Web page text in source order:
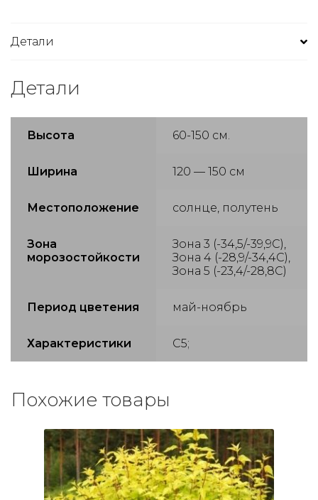
Детали
Детали
Высота 60-150 см.
Ширина 120 — 150 см
Местоположение солнце, полутень
Зона
морозостойкости
Зона 3 (-34,5/-39,9С),
Зона 4 (-28,9/-34,4С),
Зона 5 (-23,4/-28,8С)
Период цветения май-ноябрь
Характеристики С5;
Похожие товары